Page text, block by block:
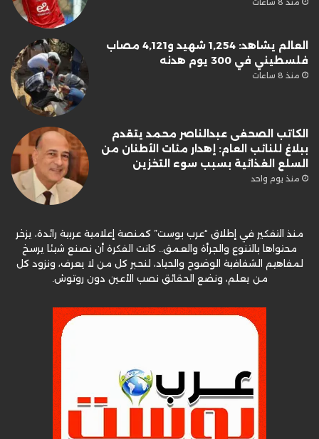
العالم يشاهد: 1,254 شهيد و4,121 مصاب
فلسطيني في 300 يوم هدنه
منذ 8 ساعات
الكاتب الصحفى عبدالناصر محمد يتقدم
ببلاغ للنائب العام: إهدار مئات الأطنان من
السلع الغذائية بسبب سوء التخزين
منذ يوم واحد
منذ التفكير في إطلاق “عرب بوست” كمنصة إعلامية عربية رائدة، يزخر
محتواها بالتنوع والجرأة والعمق.. كانت الفكرة أن نصنع شيئا يرسخ
لمفاهيم الشفافية الوضوح والحياد، لنحبر كل من لا يعرف، ونزود كل
من يعلم، ونضع الحقائق نصب الأعين دون روتوش.